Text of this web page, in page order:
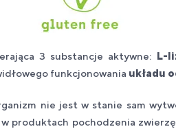
3 substancje aktywne: L-
funkcjonowania układu
nie jest w stanie sam
produktach pochodzenia